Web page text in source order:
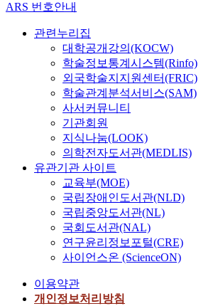
ARS 번호안내
관련누리집
대학공개강의(KOCW)
학술정보통계시스템(Rinfo)
외국학술지지원센터(FRIC)
학술관계분석서비스(SAM)
사서커뮤니티
기관회원
지식나눔(LOOK)
의학전자도서관(MEDLIS)
유관기관 사이트
교육부(MOE)
국립장애인도서관(NLD)
국립중앙도서관(NL)
국회도서관(NAL)
연구윤리정보포털(CRE)
사이언스온 (ScienceON)
이용약관
개인정보처리방침